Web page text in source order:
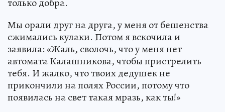
только добра.
Мы орали друг на друга, у меня от бешенства
сжимались кулаки. Потом я вскочила и
заявила: «Жаль, сволочь, что у меня нет
автомата Калашникова, чтобы пристрелить
тебя. И жалко, что твоих дедушек не
прикончили на полях России, потому что
появилась на свет такая мразь, как ты!»